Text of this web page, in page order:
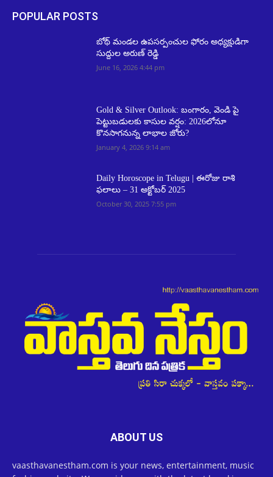
POPULAR POSTS
బోథ్ మండల ఉపసర్పంచుల ఫోరం అధ్యక్షుడిగా
సుద్దుల అరుణ్ రెడ్డి
June 16, 2026 4:44 pm
Gold & Silver Outlook: బంగారం, వెండి పై
పెట్టుబడులకు కాసుల వర్షం: 2026లోనూ
కొనసాగనున్న లాభాల జోరు?
January 4, 2026 9:14 am
Daily Horoscope in Telugu | ఈరోజు రాశి
ఫలాలు – 31 అక్టోబర్ 2025
October 30, 2025 7:55 pm
ABOUT US
vaasthavanestham.com is your news, entertainment, music